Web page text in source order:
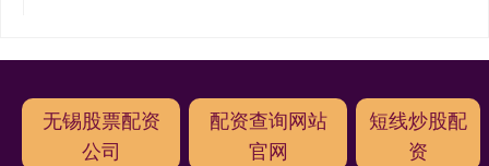
无锡股票配资
公司
配资查询网站
官网
短线炒股配
资